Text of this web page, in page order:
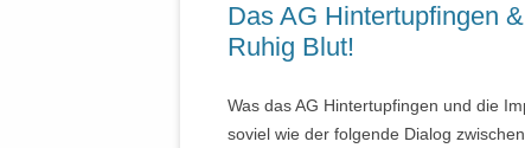
Das AG Hintertupfingen
Ruhig Blut!
Was das AG Hintertupfingen und die
soviel wie der folgende Dialog